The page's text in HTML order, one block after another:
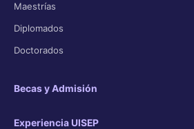
Maestrías
Diplomados
Doctorados
Becas y Admisión
Experiencia UISEP